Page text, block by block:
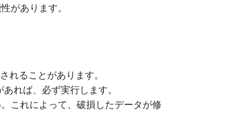
があります。
れることがあります。
れば、必ず実行します。
これによって、破損したデータが修